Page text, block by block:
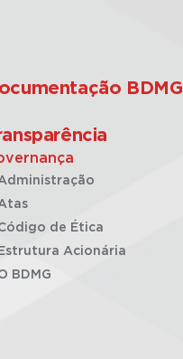
BDMG
de Ética
Estrutura Acionária
BDMG